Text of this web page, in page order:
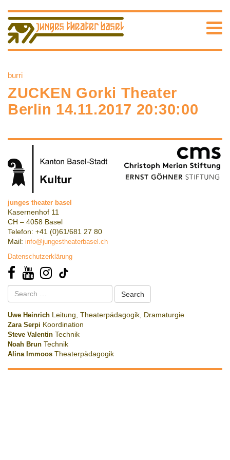
burri
ZUCKEN Gorki Theater
Berlin 14.11.2017 20:30:00
junges theater basel
Kasernenhof 11
CH – 4058 Basel
Telefon: +41 (0)61/681 27 80
Mail: info@jungestheaterbasel.ch
Datenschutzerklärung
Search
for:
Uwe Heinrich Leitung, Theaterpädagogik, Dramaturgie
Zara Serpi Koordination
Steve Valentin Technik
Noah Brun Technik
Alina Immoos Theaterpädagogik